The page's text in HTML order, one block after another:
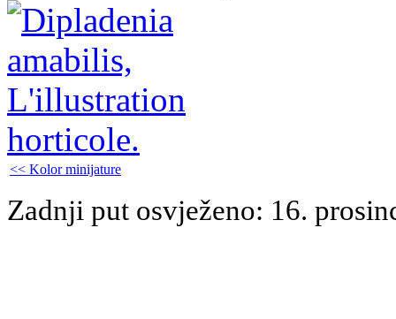
<< Kolor minijature
Zadnji put osvježeno: 16.